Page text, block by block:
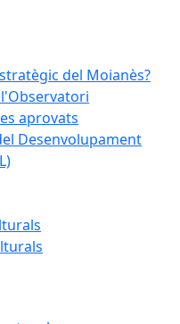
del Moianès?
aprovats
Desenvolupament